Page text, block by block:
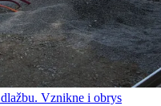
Vznikne i obrys